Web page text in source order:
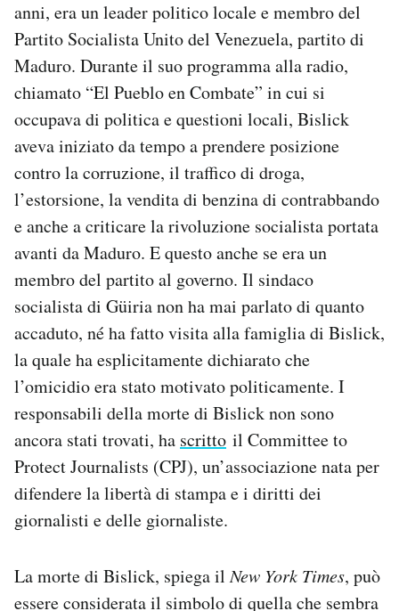
anni, era un leader politico locale e membro del
Partito Socialista Unito del Venezuela, partito di
Maduro. Durante il suo programma alla radio,
chiamato “El Pueblo en Combate” in cui si
occupava di politica e questioni locali, Bislick
aveva iniziato da tempo a prendere posizione
contro la corruzione, il traffico di droga,
l’estorsione, la vendita di benzina di contrabbando
e anche a criticare la rivoluzione socialista portata
avanti da Maduro. E questo anche se era un
membro del partito al governo. Il sindaco
socialista di Güiria non ha mai parlato di quanto
accaduto, né ha fatto visita alla famiglia di Bislick,
la quale ha esplicitamente dichiarato che
l’omicidio era stato motivato politicamente. I
responsabili della morte di Bislick non sono
ancora stati trovati, ha scritto il Committee to
Protect Journalists (CPJ), un’associazione nata per
difendere la libertà di stampa e i diritti dei
giornalisti e delle giornaliste.
La morte di Bislick, spiega ilNew York Times, può
essere considerata il simbolo di quella che sembra